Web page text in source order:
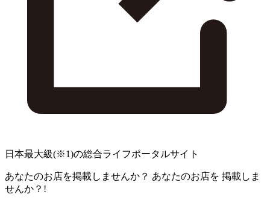
日本最大級(※1)の総合ライフポータルサイト
あなたのお店を掲載しませんか？ あなたのお店を 掲載しま
せんか？!